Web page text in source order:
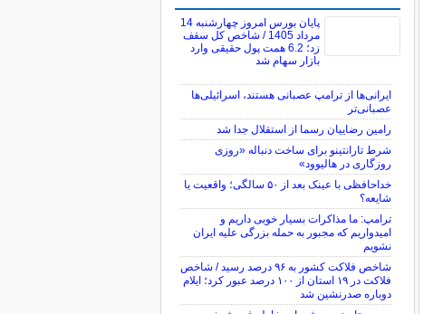
پایان بورس امروز چهارشنبه 14
مرداد 1405 / شاخص کل سقف
زد؛ 6.2 همت پول حقیقی وارد
بازار سهام شد
ایرانی‌ها از ترامپ عصبانی هستند، اسرائیلی‌ها
عصبانی‌تر
رامین رضاییان رسما از استقلال جدا شد
شرط تارانتینو برای ساخت دنباله «روزی
روزگاری در هالیوود»
خداحافظی با عینک بعد از ۵۰ سالگی؛ واقعیت یا
شایعه؟
ترامپ: ما مذاکرات بسیار خوبی داریم و
امیدواریم که مجبور به حمله بزرگی علیه ایران
نشویم
شاخص فلاکت کشور به ۹۶ درصد رسید / شاخص
فلاکت در ۱۹ استان از ۱۰۰ درصد عبور کرد؛ ایلام
دوباره صدرنشین شد